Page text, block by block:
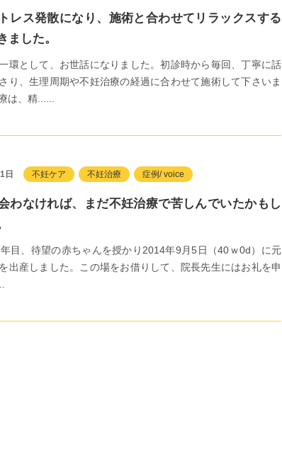
レス発散になり、施術と合わせてリラックスする
ました。
環として、お世話になりました。初診時から毎回、丁寧に話
り、生理周期や不妊治療の経過に合わせて施術して下さいま
は、精......
日 不妊ケア 不妊治療 症例/ voice
わなければ、まだ不妊治療で苦しんでいたかもし
目、待望の赤ちゃんを授かり2014年9月5日（40ｗ0d）に元
出産しました。この場をお借りして、院長先生にはお礼を申